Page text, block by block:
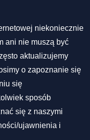
niekoniecznie
ani nie muszą być
aktualizujemy
o zapoznanie się
się
sposób
się z naszymi
ujawnienia i